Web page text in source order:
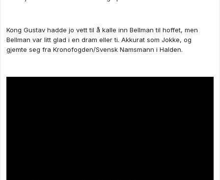
Kong Gustav hadde jo vett til å kalle inn Bellman til hoffet, men
Bellman var litt glad i en dram eller ti. Akkurat som Jokke, og
gjemte seg fra Kronofogden/Svensk Namsmann i Halden.